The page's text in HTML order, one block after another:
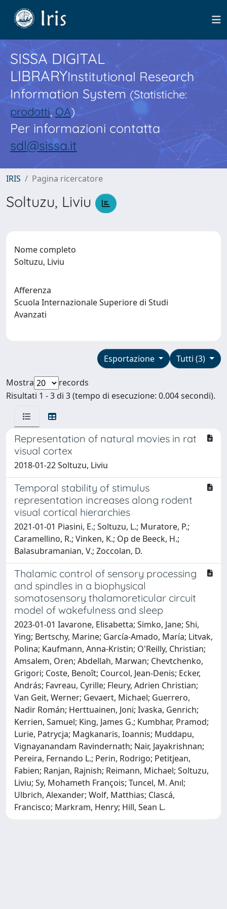
SISSA DIGITAL
LIBRARYInstitutional Research
Information System(Statistiche:
prodotti,OA)
Per informazioni contatta
sdl@sissa.it
IRIS Pagina ricercatore
Soltuzu, Liviu
Nome completo
Soltuzu, Liviu
Afferenza
Scuola Internazionale Superiore di Studi
Avanzati
Tutti (3)
Esportazione
Mostra
records
Risultati 1 - 3 di 3 (tempo di esecuzione: 0.004 secondi).
Representation of natural movies in rat
visual cortex
2018-01-22 Soltuzu, Liviu
Temporal stability of stimulus
representation increases along rodent
visual cortical hierarchies
2021-01-01 Piasini, E.; Soltuzu, L.; Muratore, P.;
Caramellino, R.; Vinken, K.; Op de Beeck, H.;
Balasubramanian, V.; Zoccolan, D.
Thalamic control of sensory processing
and spindles in a biophysical
somatosensory thalamoreticular circuit
model of wakefulness and sleep
2023-01-01 Iavarone, Elisabetta; Simko, Jane; Shi,
Ying; Bertschy, Marine; García-Amado, María; Litvak,
Polina; Kaufmann, Anna-Kristin; O'Reilly, Christian;
Amsalem, Oren; Abdellah, Marwan; Chevtchenko,
Grigori; Coste, Benoît; Courcol, Jean-Denis; Ecker,
András; Favreau, Cyrille; Fleury, Adrien Christian;
Van Geit, Werner; Gevaert, Michael; Guerrero,
Nadir Román; Herttuainen, Joni; Ivaska, Genrich;
Kerrien, Samuel; King, James G.; Kumbhar, Pramod;
Lurie, Patrycja; Magkanaris, Ioannis; Muddapu,
Vignayanandam Ravindernath; Nair, Jayakrishnan;
Pereira, Fernando L.; Perin, Rodrigo; Petitjean,
Fabien; Ranjan, Rajnish; Reimann, Michael; Soltuzu,
Liviu; Sy, Mohameth François; Tuncel, M. Anıl;
Ulbrich, Alexander; Wolf, Matthias; Clascá,
Francisco; Markram, Henry; Hill, Sean L.